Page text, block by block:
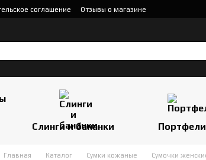
соглашение Отзывы о магазине
Слинги и бананки Портфели
Главная Каталог Сумки кожаные Сумочки